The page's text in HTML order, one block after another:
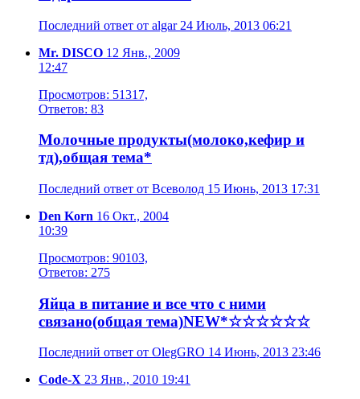
Последний ответ от algar 24 Июль, 2013 06:21
Mr. DISCO 12 Янв., 2009
12:47
Просмотров: 51317,
Ответов: 83
Молочные продукты(молоко,кефир и
тд),общая тема*
Последний ответ от Всеволод 15 Июнь, 2013 17:31
Den Korn 16 Окт., 2004
10:39
Просмотров: 90103,
Ответов: 275
Яйца в питание и все что с ними
связано(общая тема)NEW*☆☆☆☆☆☆
Последний ответ от OlegGRO 14 Июнь, 2013 23:46
Code-X 23 Янв., 2010 19:41